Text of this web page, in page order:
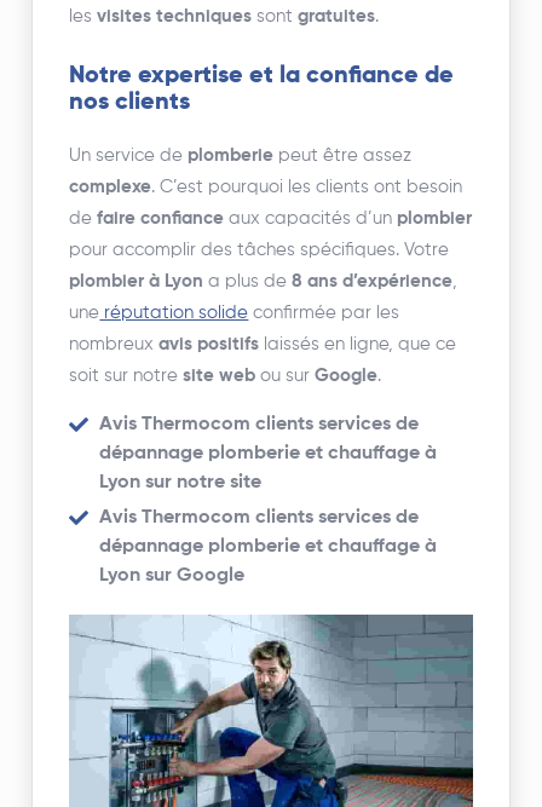
lesvisites techniques sontgratuites.
Notre expertise et la confiance de
nos clients
Un service de plomberie peut être assez
complexe. C’est pourquoi les clients ont besoin
defaire confiance aux capacités d’un plombier
pour accomplir des tâches spécifiques. Votre
plombier à Lyon a plus de8 ans d’expérience,
une réputation solide confirmée par les
nombreuxavis positifs laissés en ligne, que ce
soit sur notresite web ou surGoogle.
Avis Thermocom clients services de
dépannage plomberie et chauffage à
Lyon sur notre site
Avis Thermocom clients services de
dépannage plomberie et chauffage à
Lyon sur Google